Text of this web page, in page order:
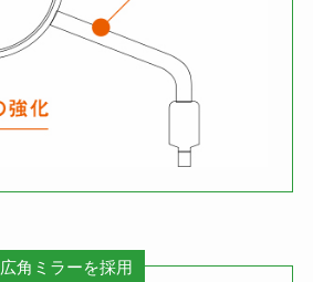
広角ミラーを採用